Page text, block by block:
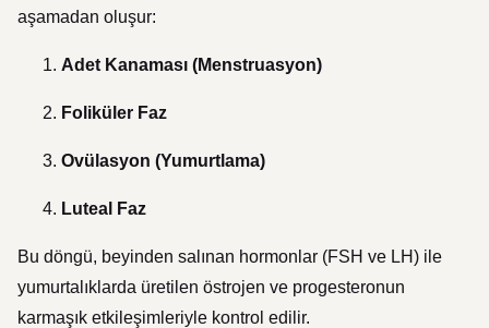
aşamadan oluşur:
Adet Kanaması (Menstruasyon)
Foliküler Faz
Ovülasyon (Yumurtlama)
Luteal Faz
Bu döngü, beyinden salınan hormonlar (FSH ve LH) ile
yumurtalıklarda üretilen östrojen ve progesteronun
karmaşık etkileşimleriyle kontrol edilir.